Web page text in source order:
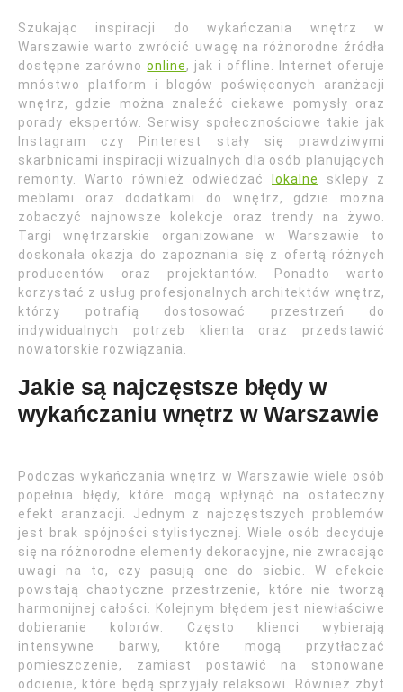
Szukając inspiracji do wykańczania wnętrz w
Warszawie warto zwrócić uwagę na różnorodne źródła
dostępne zarównoonline, jak i offline. Internet oferuje
mnóstwo platform i blogów poświęconych aranżacji
wnętrz, gdzie można znaleźć ciekawe pomysły oraz
porady ekspertów. Serwisy społecznościowe takie jak
Instagram czy Pinterest stały się prawdziwymi
skarbnicami inspiracji wizualnych dla osób planujących
remonty. Warto również odwiedzać
lokalne
sklepy z
meblami oraz dodatkami do wnętrz, gdzie można
zobaczyć najnowsze kolekcje oraz trendy na żywo.
Targi wnętrzarskie organizowane w Warszawie to
doskonała okazja do zapoznania się z ofertą różnych
producentów oraz projektantów. Ponadto warto
korzystać z usług profesjonalnych architektów wnętrz,
którzy potrafią dostosować przestrzeń do
indywidualnych potrzeb klienta oraz przedstawić
nowatorskie rozwiązania.
Jakie są najczęstsze błędy w
wykańczaniu wnętrz w Warszawie
Podczas wykańczania wnętrz w Warszawie wiele osób
popełnia błędy, które mogą wpłynąć na ostateczny
efekt aranżacji. Jednym z najczęstszych problemów
jest brak spójności stylistycznej. Wiele osób decyduje
się na różnorodne elementy dekoracyjne, nie zwracając
uwagi na to, czy pasują one do siebie. W efekcie
powstają chaotyczne przestrzenie, które nie tworzą
harmonijnej całości. Kolejnym błędem jest niewłaściwe
dobieranie kolorów. Często klienci wybierają
intensywne barwy, które mogą przytłaczać
pomieszczenie, zamiast postawić na stonowane
odcienie, które będą sprzyjały relaksowi. Również zbyt